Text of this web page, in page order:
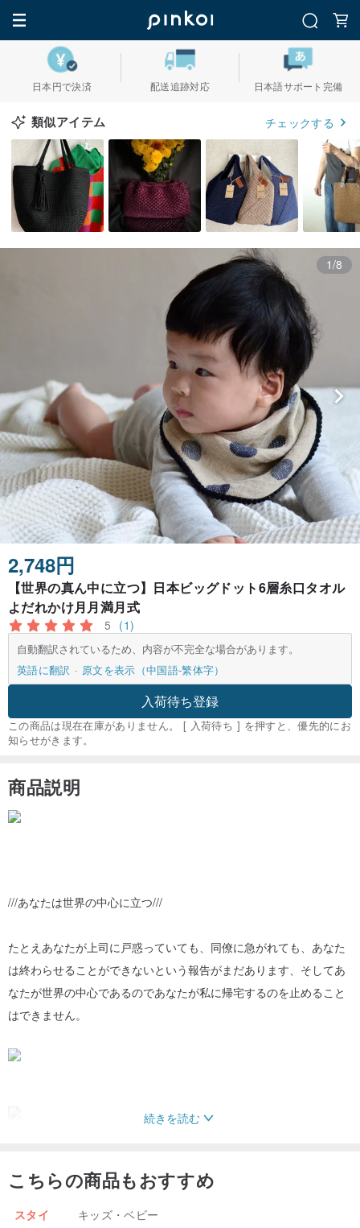
日本円で決済 配送追跡対応 日本語サポート完備
類似アイテム チェックする
1/8
2,748円
【世界の真ん中に立つ】日本ビッグドット6層糸口タオル
よだれかけ月月満月式
5 (1)
自動翻訳されているため、内容が不完全な場合があります。
英語に翻訳
原文を表示（中国語-繁体字）
入荷待ち登録
この商品は現在在庫がありません。 [ 入荷待ち ] を押すと、優先的にお
知らせがきます。
商品説明
///あなたは世界の中心に立つ///
たとえあなたが上司に戸惑っていても、同僚に急がれても、あなた
は終わらせることができないという報告がまだあります、そしてあ
なたが世界の中心であるのであなたが私に帰宅するのを止めること
はできません。
続きを読む
こちらの商品もおすすめ
スタイ キッズ・ベビー